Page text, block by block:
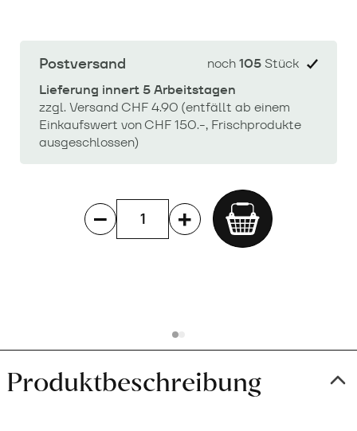
Postversand
Lieferung innert 5 Arbeitstagen
zzgl. Versand CHF 4.90 (entfällt ab einem
Einkaufswert von CHF 150.-, Frischprodukte
ausgeschlossen)
noch105Stück
Add
Produktbeschreibung